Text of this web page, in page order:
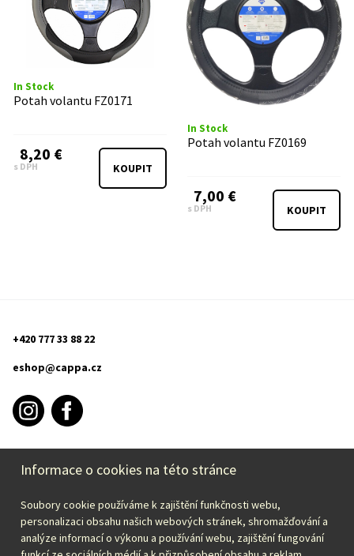
In Stock
Potah volantu FZ0171
8,20 €
s DPH KOUPIT
In Stock
Potah volantu FZ0169
7,00 €
s DPH KOUPIT
+420 777 33 88 22
eshop@cappa.cz
PURCHASE INFORMATION
CAPPA
Informace o cookies na této stránce
Soubory cookie používáme k zajištění funkčnosti webu,
personalizaci obsahu našich webových stránek, shromažďování a
analýze informací o výkonu a používání webu, zajištění fungování